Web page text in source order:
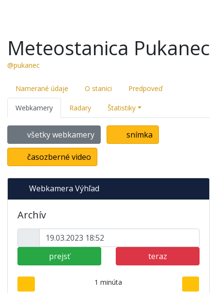
Meteostanica Pukanec
@pukanec
Namerané údaje O stanici Predpoveď
Webkamery Radary Štatistiky
všetky webkamery snímka
časozberné video
Webkamera Výhľad
Archív
prejsť teraz
1 minúta